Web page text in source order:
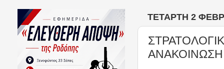
ΤΕΤΆΡΤΗ 2
ΑΝΑΚΟΙΝΩΣΗ